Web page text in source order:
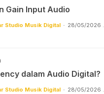
Gain Input Audio
Studio Musik Digital
28/05/2026 |
dalam Audio Digital?
Studio Musik Digital
28/05/2026 |